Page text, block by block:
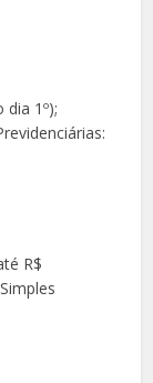
1º);
R$